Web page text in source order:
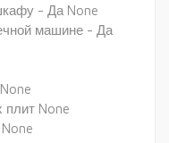
- Да None
машине - Да
плит None